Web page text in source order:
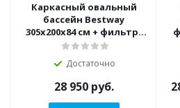
Каркасный овальный
бассейн Bestway
305х200х84 см + фильтр-
насос 1249 л/ч (5614A BW)
Достаточно
28 950руб.